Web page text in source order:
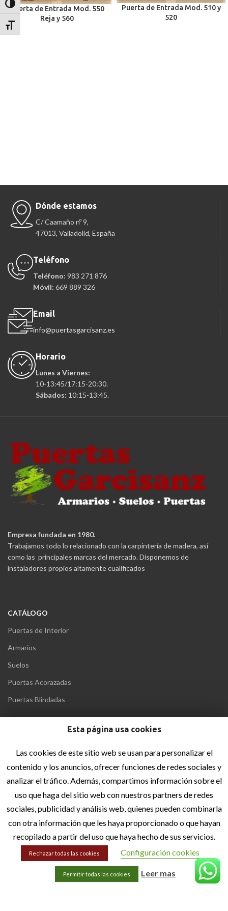
Alternar alto contraste
Alternar tamaño de letra
Puerta de Entrada Mod. 550
Reja y 560
Puerta de Entrada Mod. 510 y
520
Dónde estamos
C/ Caamaño nº 9,
47013, Valladolid, España
Teléfono
Teléfono: 983 271 876
Móvil: 669 889 326
Email
info@puertasgarcisanz.es
Horario
Lunes a Viernes:
10-13:45/17:15-20:30.
Sábados: 10:15-13:45.
Empresa fundada en 1980.
Trabajamos todo lo relacionado con la carpintería de madera, así
como las principales marcas del mercado. Disponemos de
instaladores propios altamente cualificados
CATÁLOGO
Puertas de Interior
Armarios
Suelos
Puertas Acorazadas
Puertas Blindadas
Inicio
Quiénes Somos
Blog
Contacto
INFORMACIÓN LEGAL
Aviso Legal
Política de privacidad
Esta página usa cookies
Las cookies de este sitio web se usan para personalizar el
contenido y los anuncios, ofrecer funciones de redes sociales y
analizar el tráfico. Además, compartimos información sobre el
uso que haga del sitio web con nuestros partners de redes
sociales, publicidad y análisis web, quienes pueden combinarla
con otra información que les haya proporcionado o que hayan
recopilado a partir del uso que haya hecho de sus servicios.
Rechazar todas las cookies Configuración cookies
Permitir todas las cookies Leer mas